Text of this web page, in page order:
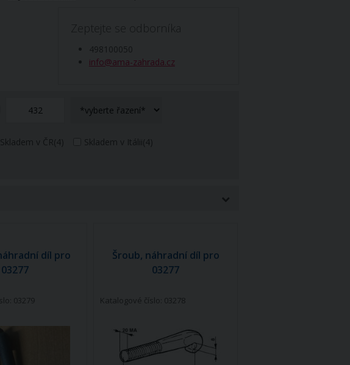
Zeptejte se odborníka
498100050
info@ama-zahrada.cz
Skladem v ČR(4) Skladem v Itálii(4)
díl pro
03277
03279
Šroub, náhradní díl pro
03277
Katalogové číslo: 03278